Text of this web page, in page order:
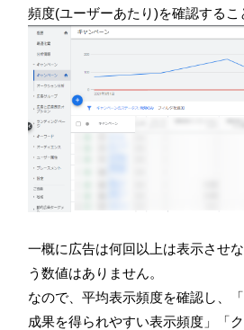
頻度(ユーザーあたり)を確認するこ
一概に広告は何回以上は表示させ
う数値はありません。
なので、平均表示頻度を確認し、
成果を得られやすい表示頻度」「